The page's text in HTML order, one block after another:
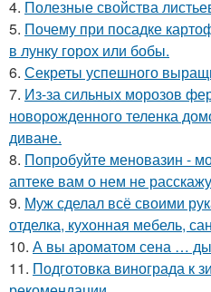
4. Полезные свойства
5. Почему при посадке
в лунку горох или бобы.
6. Секреты успешного
7. Из-за сильных морозов
новорожденного теленка
диване.
8. Попробуйте меновазин -
аптеке вам о нем не
9. Муж сделал всё своими
отделка, кухонная мебель,
10. А вы ароматом сена …
11. Подготовка винограда к